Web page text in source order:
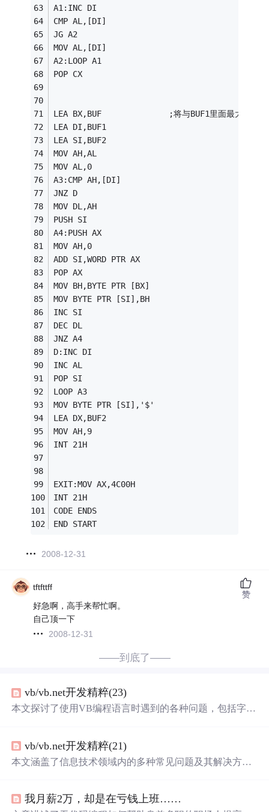
A1:INC DI
CMP AL,[DI]
JG A2
MOV AL,[DI]
A2:LOOP A1
POP CX
LEA BX,BUF              ;将与BUF1里面最大数相同的
LEA DI,BUF1
LEA SI,BUF2
MOV AH,AL
MOV AL,0
A3:CMP AH,[DI]
JNZ D
MOV DL,AH
PUSH SI
A4:PUSH AX
MOV AH,0
ADD SI,WORD PTR AX
POP AX
MOV BH,BYTE PTR [BX]
MOV BYTE PTR [SI],BH
INC SI
DEC DL
JNZ A4
D:INC DI
INC AL
POP SI
LOOP A3
MOV BYTE PTR [SI],'$'
LEA DX,BUF2
MOV AH,9
INT 21H
EXIT:MOV AX,4C00H
INT 21H
CODE ENDS
END START
2008-12-31
tftfttff
好急啊，高手来帮忙啊。
自己顶一下
2008-12-31
赞
——到底了——
vb/vb.net开发精粹(23)
本文探讨了使用VB编程语言时遇到的各种问题，包括字符
思路。涵盖了从基础到进阶的多个知识点，适合VB初学者
和有一定经验的开发者。
vb/vb.net开发精粹(21)
本文涵盖了信息技术领域内的多种常见问题及其解决方
旨在帮助开发者解决实际问题。
我月薪2万，却是在亏钱上班……